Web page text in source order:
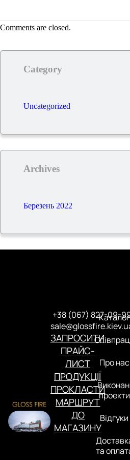
Comments are closed.
Category
Uncategorized
Archives
Березень 2022
+38 (067) 827-09-
ЗАПРОСИТИ
ПРАЙС-
ЛИСТ
ПРОДУКЦІЇ
ПРОКЛАСТИ
МАРШРУТ
ДО
МАГАЗИНУ
Каталог
Про нас
проекти
Відгуки
та